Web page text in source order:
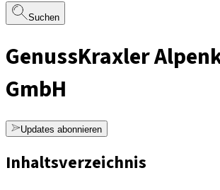
Suchen
GenussKraxler
GmbH
Updates abonnieren
Inhaltsverzeichnis